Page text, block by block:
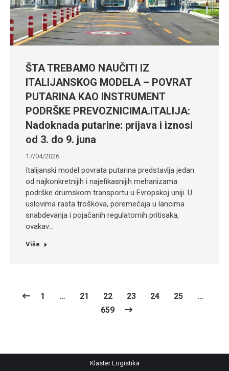
ŠTA TREBAMO NAUČITI IZ
ITALIJANSKOG MODELA – POVRAT
PUTARINA KAO INSTRUMENT
PODRŠKE PREVOZNICIMA.ITALIJA:
Nadoknada putarine: prijava i iznosi
od 3. do 9. juna
17/04/2026
Italijanski model povrata putarina predstavlja jedan
od najkonkretnijih i najefikasnijih mehanizama
podrške drumskom transportu u Evropskoj uniji. U
uslovima rasta troškova, poremećaja u lancima
snabdevanja i pojačanih regulatornih pritisaka,
ovakav…
Više
1 … 21 22 23 24 25
…
659
Klaster Logistika